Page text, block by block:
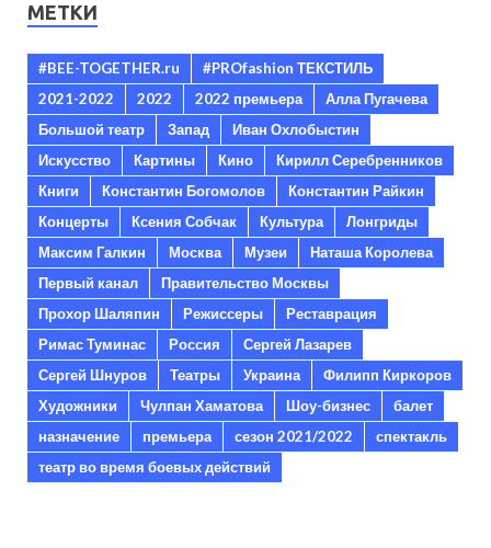
МЕТКИ
#BEE-TOGETHER.ru
#PROfashion ТЕКСТИЛЬ
2021-2022
2022 2022 премьера
Алла Пугачева
Большой театр
Запад
Иван Охлобыстин
Искусство
Картины Кино
Кирилл Серебренников
Книги
Константин Богомолов
Константин Райкин
Концерты
Ксения Собчак Культура
Лонгриды
Максим Галкин
Москва Музеи
Наташа Королева
Первый канал
Правительство Москвы
Прохор Шаляпин
Режиссеры
Реставрация
Римас Туминас
Россия
Сергей Лазарев
Сергей Шнуров
Театры Украина
Филипп Киркоров
Художники
Чулпан Хаматова Шоу-бизнес
балет
назначение
премьера сезон 2021/2022
спектакль
театр во время боевых действий